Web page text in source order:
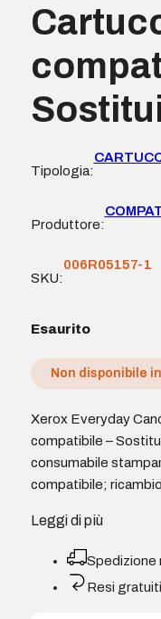
Tipologia:
Produttore:
SKU:
006R05157-1
Esaurito
Non disponibile
Xerox Everyday
compatibile –
consumabile
compatibile;
Leggi di più
Spedizione
Resi